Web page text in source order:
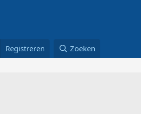
Registreren Zoeken